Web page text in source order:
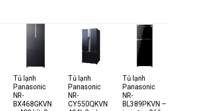
Tủ lạnh
Panasonic
NR-
BX468GKVN
Tủ lạnh
Panasonic
NR-
CY550QKVN
Tủ lạnh
Panasonic
NR-
BL389PKVN –